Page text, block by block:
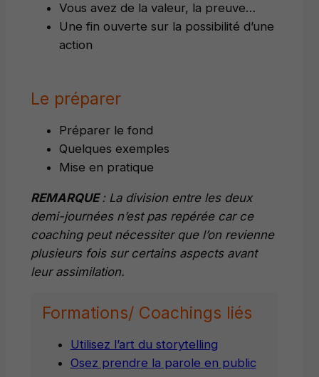
Vous avez de la valeur, la preuve…
Une fin ouverte sur la possibilité d’une
action
Le préparer
Préparer le fond
Quelques exemples
Mise en pratique
REMARQUE : La division entre les deux
demi-journées n’est pas repérée car ce
coaching peut nécessiter que l’on revienne
plusieurs fois sur certains aspects avant
leur assimilation.
Formations/ Coachings liés
Utilisez l’art du storytelling
Osez prendre la parole en public